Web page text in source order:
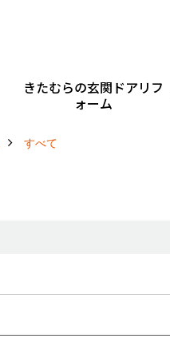
きたむらの玄関ドアリフ
ォーム
すべて